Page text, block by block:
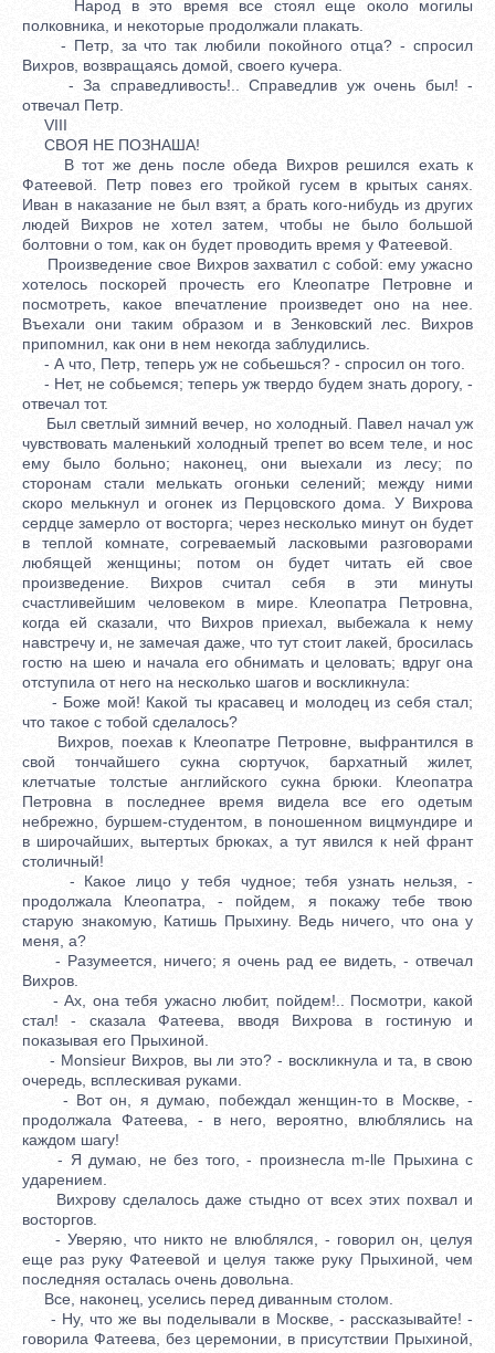
Народ в это время все стоял еще около могилы
полковника, и некоторые продолжали плакать.
- Петр, за что так любили покойного отца? - спросил
Вихров, возвращаясь домой, своего кучера.
- За справедливость!.. Справедлив уж очень был! -
отвечал Петр.
VIII
СВОЯ НЕ ПОЗНАША!
В тот же день после обеда Вихров решился ехать к
Фатеевой. Петр повез его тройкой гусем в крытых санях.
Иван в наказание не был взят, а брать кого-нибудь из других
людей Вихров не хотел затем, чтобы не было большой
болтовни о том, как он будет проводить время у Фатеевой.
Произведение свое Вихров захватил с собой: ему ужасно
хотелось поскорей прочесть его Клеопатре Петровне и
посмотреть, какое впечатление произведет оно на нее.
Въехали они таким образом и в Зенковский лес. Вихров
припомнил, как они в нем некогда заблудились.
- А что, Петр, теперь уж не собьешься? - спросил он того.
- Нет, не собьемся; теперь уж твердо будем знать дорогу, -
отвечал тот.
Был светлый зимний вечер, но холодный. Павел начал уж
чувствовать маленький холодный трепет во всем теле, и нос
ему было больно; наконец, они выехали из лесу; по
сторонам стали мелькать огоньки селений; между ними
скоро мелькнул и огонек из Перцовского дома. У Вихрова
сердце замерло от восторга; через несколько минут он будет
в теплой комнате, согреваемый ласковыми разговорами
любящей женщины; потом он будет читать ей свое
произведение. Вихров считал себя в эти минуты
счастливейшим человеком в мире. Клеопатра Петровна,
когда ей сказали, что Вихров приехал, выбежала к нему
навстречу и, не замечая даже, что тут стоит лакей, бросилась
гостю на шею и начала его обнимать и целовать; вдруг она
отступила от него на несколько шагов и воскликнула:
- Боже мой! Какой ты красавец и молодец из себя стал;
что такое с тобой сделалось?
Вихров, поехав к Клеопатре Петровне, выфрантился в
свой тончайшего сукна сюртучок, бархатный жилет,
клетчатые толстые английского сукна брюки. Клеопатра
Петровна в последнее время видела все его одетым
небрежно, буршем-студентом, в поношенном вицмундире и
в широчайших, вытертых брюках, а тут явился к ней франт
столичный!
- Какое лицо у тебя чудное; тебя узнать нельзя, -
продолжала Клеопатра, - пойдем, я покажу тебе твою
старую знакомую, Катишь Прыхину. Ведь ничего, что она у
меня, а?
- Разумеется, ничего; я очень рад ее видеть, - отвечал
Вихров.
- Ах, она тебя ужасно любит, пойдем!.. Посмотри, какой
стал! - сказала Фатеева, вводя Вихрова в гостиную и
показывая его Прыхиной.
- Monsieur Вихров, вы ли это? - воскликнула и та, в свою
очередь, всплескивая руками.
- Вот он, я думаю, побеждал женщин-то в Москве, -
продолжала Фатеева, - в него, вероятно, влюблялись на
каждом шагу!
- Я думаю, не без того, - произнесла m-lle Прыхина с
ударением.
Вихрову сделалось даже стыдно от всех этих похвал и
восторгов.
- Уверяю, что никто не влюблялся, - говорил он, целуя
еще раз руку Фатеевой и целуя также руку Прыхиной, чем
последняя осталась очень довольна.
Все, наконец, уселись перед диванным столом.
- Ну, что же вы поделывали в Москве, - рассказывайте! -
говорила Фатеева, без церемонии, в присутствии Прыхиной,